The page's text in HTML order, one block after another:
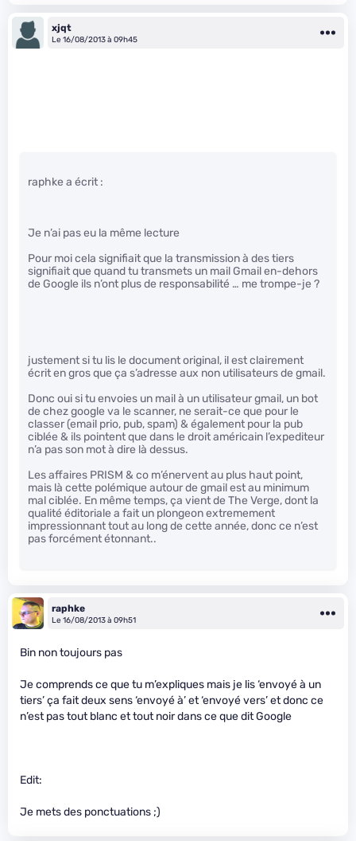
xjqt
Le 16/08/2013 à 09h45
raphke a écrit :
Je n’ai pas eu la même lecture
Pour moi cela signifiait que la transmission à des tiers
signifiait que quand tu transmets un mail Gmail en-dehors
de Google ils n’ont plus de responsabilité … me trompe-je ?
justement si tu lis le document original, il est clairement
écrit en gros que ça s’adresse aux non utilisateurs de gmail.
Donc oui si tu envoies un mail à un utilisateur gmail, un bot
de chez google va le scanner, ne serait-ce que pour le
classer (email prio, pub, spam) & également pour la pub
ciblée & ils pointent que dans le droit américain l’expediteur
n’a pas son mot à dire là dessus.
Les affaires PRISM & co m’énervent au plus haut point,
mais là cette polémique autour de gmail est au minimum
mal ciblée. En même temps, ça vient de The Verge, dont la
qualité éditoriale a fait un plongeon extremement
impressionnant tout au long de cette année, donc ce n’est
pas forcément étonnant..
raphke
Le 16/08/2013 à 09h51
Bin non toujours pas
Je comprends ce que tu m’expliques mais je lis ‘envoyé à un
tiers’ ça fait deux sens ‘envoyé à’ et ‘envoyé vers’ et donc ce
n’est pas tout blanc et tout noir dans ce que dit Google
Edit:
Je mets des ponctuations ;)